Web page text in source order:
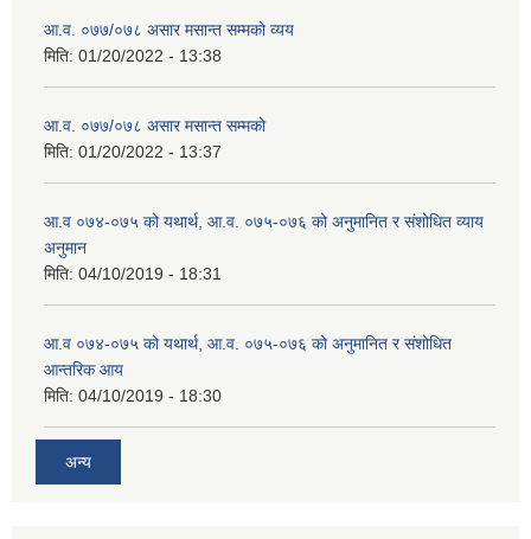
आ.व. ०७७/०७८ असार मसान्त सम्मको व्यय
मिति: 01/20/2022 - 13:38
आ.व. ०७७/०७८ असार मसान्त सम्मको
मिति: 01/20/2022 - 13:37
आ.व ०७४-०७५ को यथार्थ, आ.व. ०७५-०७६ को अनुमानित र संशोधित व्याय
अनुमान
मिति: 04/10/2019 - 18:31
आ.व ०७४-०७५ को यथार्थ, आ.व. ०७५-०७६ को अनुमानित र संशोधित
आन्तरिक आय
मिति: 04/10/2019 - 18:30
अन्य